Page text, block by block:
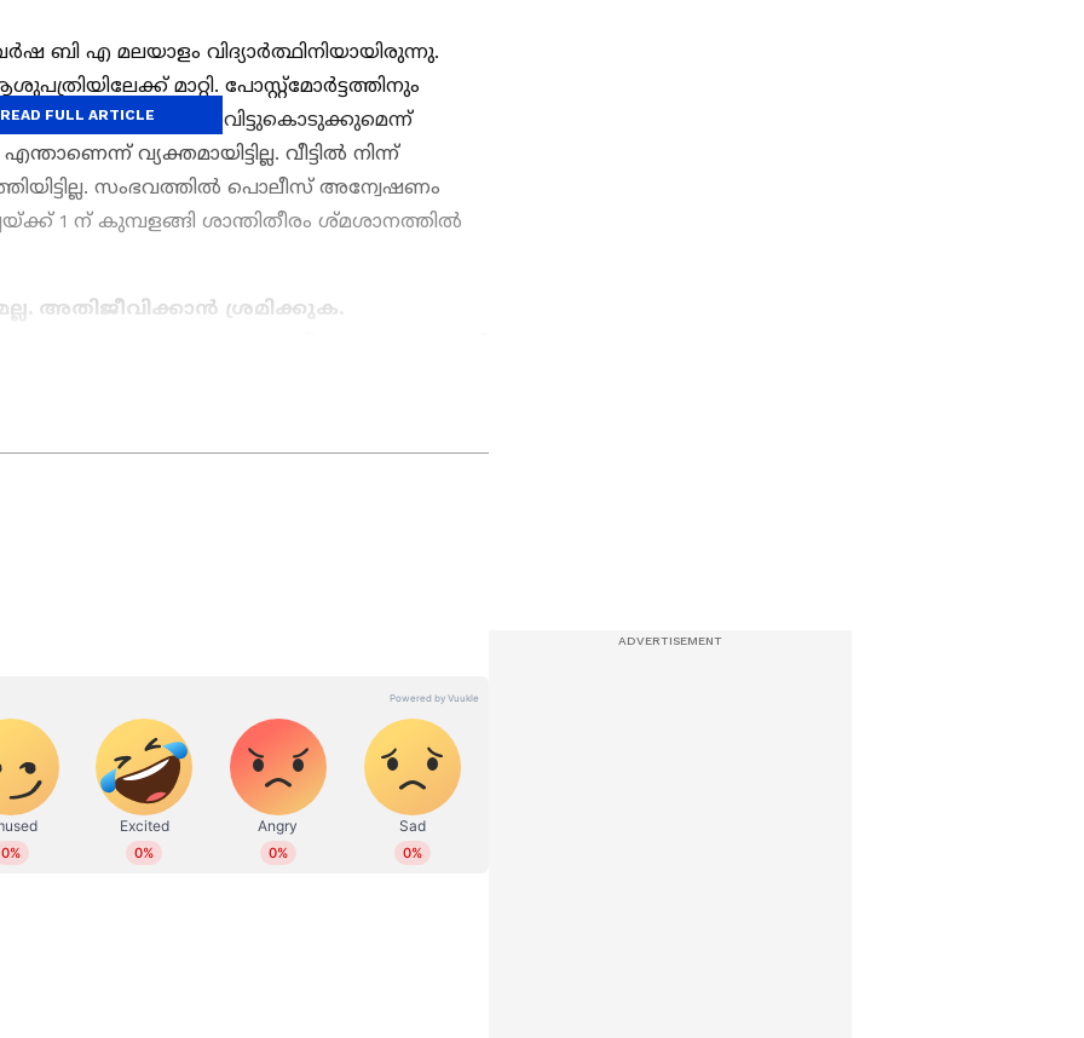
ബി എ മലയാളം വിദ്യാർത്ഥിനിയായിരുന്നു.
മാറ്റി. പോസ്റ്റ്‌മോര്‍ട്ടത്തിനും
ശേഷം ബന്ധുക്കൾക്ക് വിട്ടുകൊടുക്കുമെന്ന്
വ്യക്തമായിട്ടില്ല. വീട്ടിൽ നിന്ന്
സംഭവത്തിൽ പൊലീസ് അന്വേഷണം
1 ന് കുമ്പളങ്ങി ശാന്തിതീരം ശ്മശാനത്തിൽ
അതിജീവിക്കാൻ ശ്രമിക്കുക.
READ FULL ARTICLE